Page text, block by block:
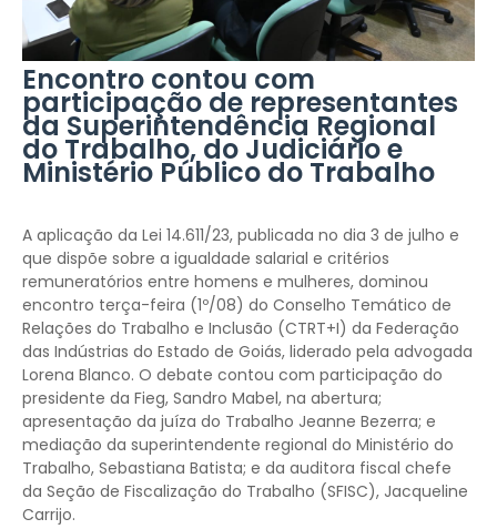
Encontro contou com
participação de representantes
da Superintendência Regional
do Trabalho, do Judiciário e
Ministério Público do Trabalho
A aplicação da Lei 14.611/23, publicada no dia 3 de julho e
que dispõe sobre a igualdade salarial e critérios
remuneratórios entre homens e mulheres, dominou
encontro terça-feira (1º/08) do Conselho Temático de
Relações do Trabalho e Inclusão (CTRT+I) da Federação
das Indústrias do Estado de Goiás, liderado pela advogada
Lorena Blanco. O debate contou com participação do
presidente da Fieg, Sandro Mabel, na abertura;
apresentação da juíza do Trabalho Jeanne Bezerra; e
mediação da superintendente regional do Ministério do
Trabalho, Sebastiana Batista; e da auditora fiscal chefe
da Seção de Fiscalização do Trabalho (SFISC), Jacqueline
Carrijo.